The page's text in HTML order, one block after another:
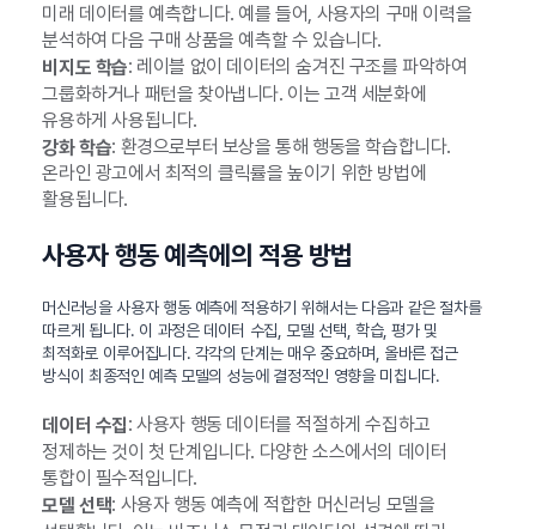
미래 데이터를 예측합니다. 예를 들어, 사용자의 구매 이력을
분석하여 다음 구매 상품을 예측할 수 있습니다.
비지도 학습: 레이블 없이 데이터의 숨겨진 구조를 파악하여
그룹화하거나 패턴을 찾아냅니다. 이는 고객 세분화에
유용하게 사용됩니다.
강화 학습: 환경으로부터 보상을 통해 행동을 학습합니다.
온라인 광고에서 최적의 클릭률을 높이기 위한 방법에
활용됩니다.
사용자 행동 예측에의 적용 방법
머신러닝을 사용자 행동 예측에 적용하기 위해서는 다음과 같은 절차를
따르게 됩니다. 이 과정은 데이터 수집, 모델 선택, 학습, 평가 및
최적화로 이루어집니다. 각각의 단계는 매우 중요하며, 올바른 접근
방식이 최종적인 예측 모델의 성능에 결정적인 영향을 미칩니다.
데이터 수집: 사용자 행동 데이터를 적절하게 수집하고
정제하는 것이 첫 단계입니다. 다양한 소스에서의 데이터
통합이 필수적입니다.
모델 선택: 사용자 행동 예측에 적합한 머신러닝 모델을